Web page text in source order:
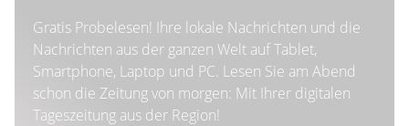
Gratis Probelesen! Ihre lokale Nachrichten und die
Nachrichten aus der ganzen Welt auf Tablet,
Smartphone, Laptop und PC. Lesen Sie am Abend
schon die Zeitung von morgen: Mit Ihrer digitalen
Tageszeitung aus der Region!